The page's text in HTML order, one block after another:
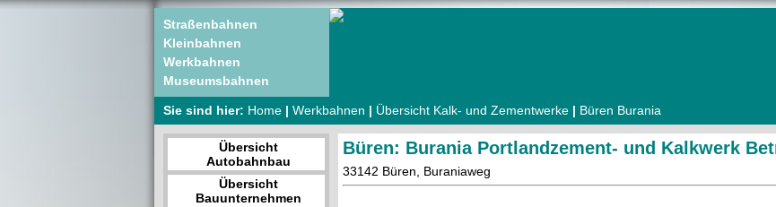
Straßenbahnen
Kleinbahnen
Werkbahnen
Museumsbahnen
Sie sind hier: Home | Werkbahnen | Übersicht Kalk- und Zementwerke | Büren Burania
Übersicht
Autobahnbau
Übersicht
Bauunternehmen
Büren: Burania Portlandzement- und Kalkwerk
33142 Büren, Buraniaweg